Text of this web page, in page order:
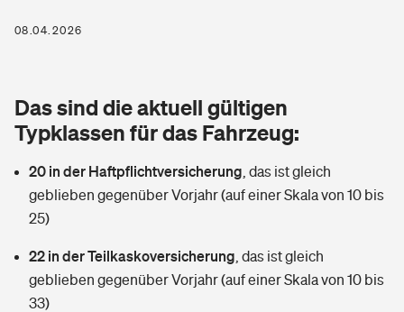
Zur Übersicht
Tools
Wer versichert was: Jetzt Versicherer finden
Sie haben Fragen?
Glasversicherung
Mietkautionsversicherung
Restkreditversicherung
Zur Übersicht
Kinderunfall­ver­si­che­rung
Kinderinvalidität
Hundehalter-Haftpflicht
Private Krankenversicherung
Dread-Disease-Versicherung
Tierkrankenversicherung
Zur Übersicht
Tools
08.04.2026
Das sind die aktuell gültigen
Typklassen für das Fahrzeug:
20 in der Haftpflichtversicherung das ist gleich
geblieben gegenüber Vorjahr (auf einer Skala von 10 bis
25)
22 in der Teilkaskoversicherung das ist gleich
geblieben gegenüber Vorjahr (auf einer Skala von 10 bis
33)